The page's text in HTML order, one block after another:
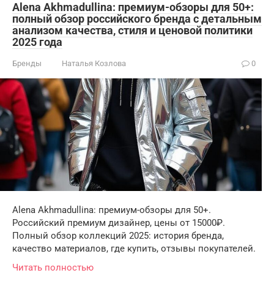
Alena Akhmadullina: премиум-обзоры для 50+:
полный обзор российского бренда с детальным
анализом качества, стиля и ценовой политики
2025 года
Бренды Наталья Козлова 0
Alena Akhmadullina: премиум-обзоры для 50+.
Российский премиум дизайнер, цены от 15000₽.
Полный обзор коллекций 2025: история бренда,
качество материалов, где купить, отзывы покупателей.
Читать полностью